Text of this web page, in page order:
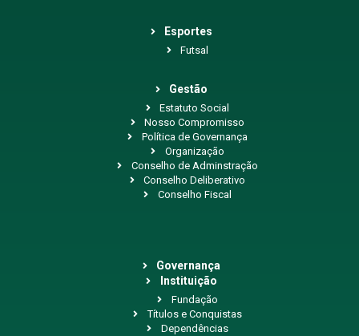
Esportes
Futsal
Gestão
Estatuto Social
Nosso Compromisso
Política de Governança
Organização
Conselho de Adminstração
Conselho Deliberativo
Conselho Fiscal
Governança
Instituição
Fundação
Títulos e Conquistas
Dependências